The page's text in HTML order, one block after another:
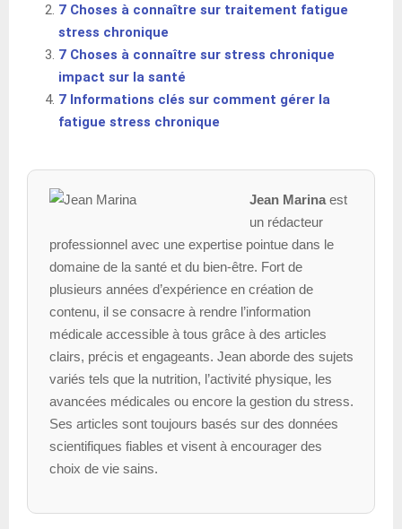
7 Choses à connaître sur traitement fatigue
stress chronique
7 Choses à connaître sur stress chronique
impact sur la santé
7 Informations clés sur comment gérer la
fatigue stress chronique
Jean Marinaest
un rédacteur
professionnel avec une expertise pointue dans le
domaine de la santé et du bien-être. Fort de
plusieurs années d’expérience en création de
contenu, il se consacre à rendre l’information
médicale accessible à tous grâce à des articles
clairs, précis et engageants. Jean aborde des sujets
variés tels que la nutrition, l’activité physique, les
avancées médicales ou encore la gestion du stress.
Ses articles sont toujours basés sur des données
scientifiques fiables et visent à encourager des
choix de vie sains.